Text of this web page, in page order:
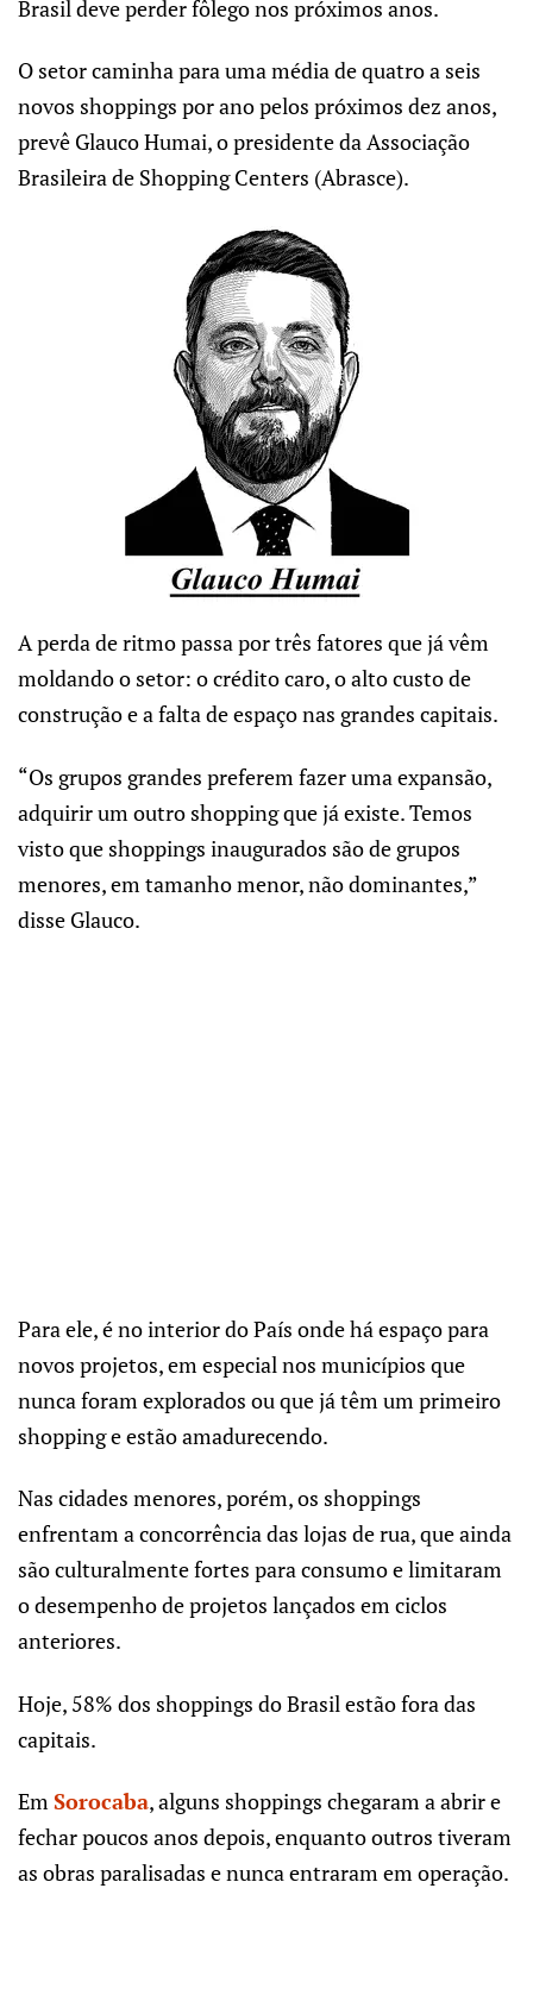
Brasil deve perder fôlego nos próximos anos.
O setor caminha para uma média de quatro a seis
novos shoppings por ano pelos próximos dez anos,
prevê Glauco Humai, o presidente da Associação
Brasileira de Shopping Centers (Abrasce).
A perda de ritmo passa por três fatores que já vêm
moldando o setor: o crédito caro, o alto custo de
construção e a falta de espaço nas grandes capitais.
“Os grupos grandes preferem fazer uma expansão,
adquirir um outro shopping que já existe. Temos
visto que shoppings inaugurados são de grupos
menores, em tamanho menor, não dominantes,”
disse Glauco.
Para ele, é no interior do País onde há espaço para
novos projetos, em especial nos municípios que
nunca foram explorados ou que já têm um primeiro
shopping e estão amadurecendo.
Nas cidades menores, porém, os shoppings
enfrentam a concorrência das lojas de rua, que ainda
são culturalmente fortes para consumo e limitaram
o desempenho de projetos lançados em ciclos
anteriores.
Hoje, 58% dos shoppings do Brasil estão fora das
capitais.
EmSorocaba, alguns shoppings chegaram a abrir e
fechar poucos anos depois, enquanto outros tiveram
as obras paralisadas e nunca entraram em operação.